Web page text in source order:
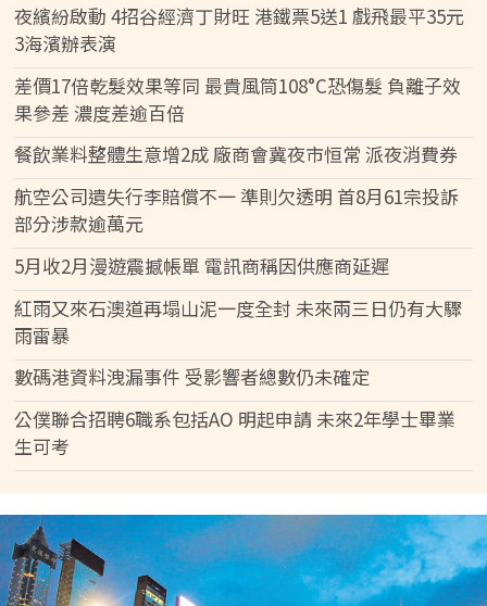
夜繽紛啟動 4招谷經濟丁財旺 港鐵票5送1 戲飛最平35元
3海濱辦表演
差價17倍乾髮效果等同 最貴風筒108°C恐傷髮 負離子效
果參差 濃度差逾百倍
餐飲業料整體生意增2成 廠商會冀夜市恒常 派夜消費券
航空公司遺失行李賠償不一 準則欠透明 首8月61宗投訴
部分涉款逾萬元
5月收2月漫遊震撼帳單 電訊商稱因供應商延遲
紅雨又來石澳道再塌山泥一度全封 未來兩三日仍有大驟
雨雷暴
數碼港資料洩漏事件 受影響者總數仍未確定
公僕聯合招聘6職系包括AO 明起申請 未來2年學士畢業
生可考